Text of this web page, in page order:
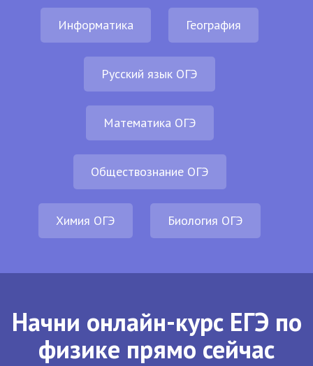
Информатика География
Русский язык ОГЭ
Математика ОГЭ
Обществознание ОГЭ
Химия ОГЭ Биология ОГЭ
Начни онлайн-курс ЕГЭ по
физике прямо сейчас